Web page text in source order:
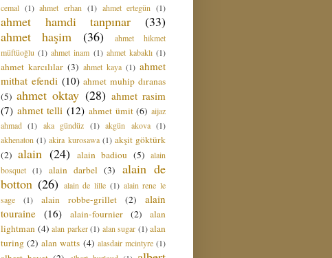
cemal (1) ahmet erhan (1) ahmet ertegün (1)
ahmet hamdi tanpınar
(33)
ahmet haşim
(36)
ahmet hikmet
müftüoğlu (1) ahmet inam (1) ahmet kabaklı (1)
ahmet karcılılar (3) ahmet kaya (1) ahmet
mithat efendi (10) ahmet muhip dıranas
(5) ahmet oktay (28) ahmet rasim
(7) ahmet telli (12) ahmet ümit (6) aijaz
ahmad (1) aka gündüz (1) akgün akova (1)
akhenaton (1) akira kurosawa (1) akşit göktürk
(2) alain (24) alain badiou (5) alain
bosquet (1) alain darbel (3)
alain de
botton (26) alain de lille (1) alain rene le
sage
(1) alain robbe-grillet (2)
alain
touraine (16) alain-fournier (2)
alan
lightman (4) alan parker (1) alan sugar (1) alan
turing (2) alan watts (4) alasdair mcintyre (1)